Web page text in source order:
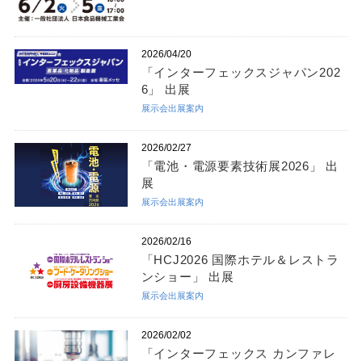
2026/04/20
「インターフェックスジャパン202
6」 出展
展示会出展案内
2026/02/27
「電池・電源要素技術展2026」 出
展
展示会出展案内
2026/02/16
「HCJ2026 国際ホテル＆レストラ
ンショー」 出展
展示会出展案内
2026/02/02
「インターフェックス カンファレ